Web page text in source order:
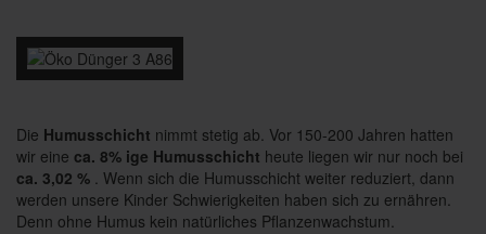
Die Humusschicht nimmt stetig ab. Vor 150-200 Jahren hatten
wir eine ca. 8% ige Humusschicht heute liegen wir nur noch bei
ca. 3,02 % . Wenn sich die Humusschicht weiter reduziert, dann
werden unsere Kinder Schwierigkeiten haben sich zu ernähren.
Denn ohne Humus kein natürliches Pflanzenwachstum.